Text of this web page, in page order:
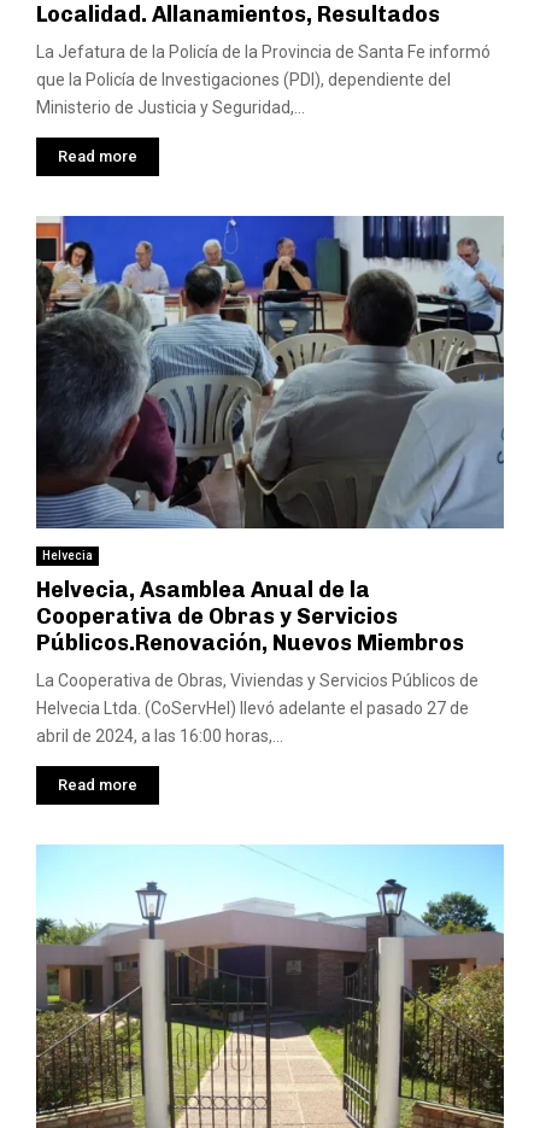
Localidad. Allanamientos, Resultados
La Jefatura de la Policía de la Provincia de Santa Fe informó
que la Policía de Investigaciones (PDI), dependiente del
Ministerio de Justicia y Seguridad,...
Read more
Helvecia
Helvecia, Asamblea Anual de la
Cooperativa de Obras y Servicios
Públicos.Renovación, Nuevos Miembros
La Cooperativa de Obras, Viviendas y Servicios Públicos de
Helvecia Ltda. (CoServHel) llevó adelante el pasado 27 de
abril de 2024, a las 16:00 horas,...
Read more